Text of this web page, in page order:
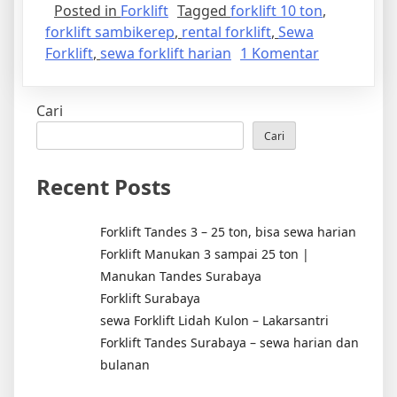
Posted in Forklift Tagged forklift 10 ton,
forklift sambikerep, rental forklift, Sewa
Forklift, sewa forklift harian 1 Komentarpada
Cari
Cari
Recent Posts
Forklift Tandes 3 – 25 ton, bisa sewa harian
Forklift Manukan 3 sampai 25 ton |
Manukan Tandes Surabaya
Forklift Surabaya
sewa Forklift Lidah Kulon – Lakarsantri
Forklift Tandes Surabaya – sewa harian dan
bulanan